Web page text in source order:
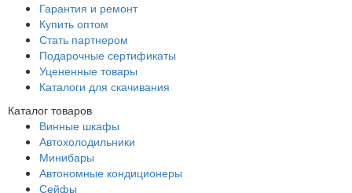
Гарантия и ремонт
Купить оптом
Стать партнером
Подарочные сертификаты
Уцененные товары
Каталоги для скачивания
Каталог товаров
Винные шкафы
Автохолодильники
Минибары
Автономные кондиционеры
Сейфы